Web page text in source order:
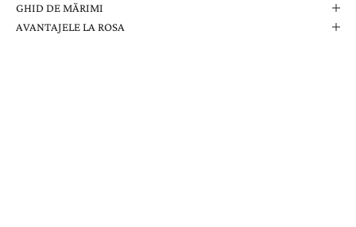
GHID DE MĂRIMI
AVANTAJELE LA ROSA